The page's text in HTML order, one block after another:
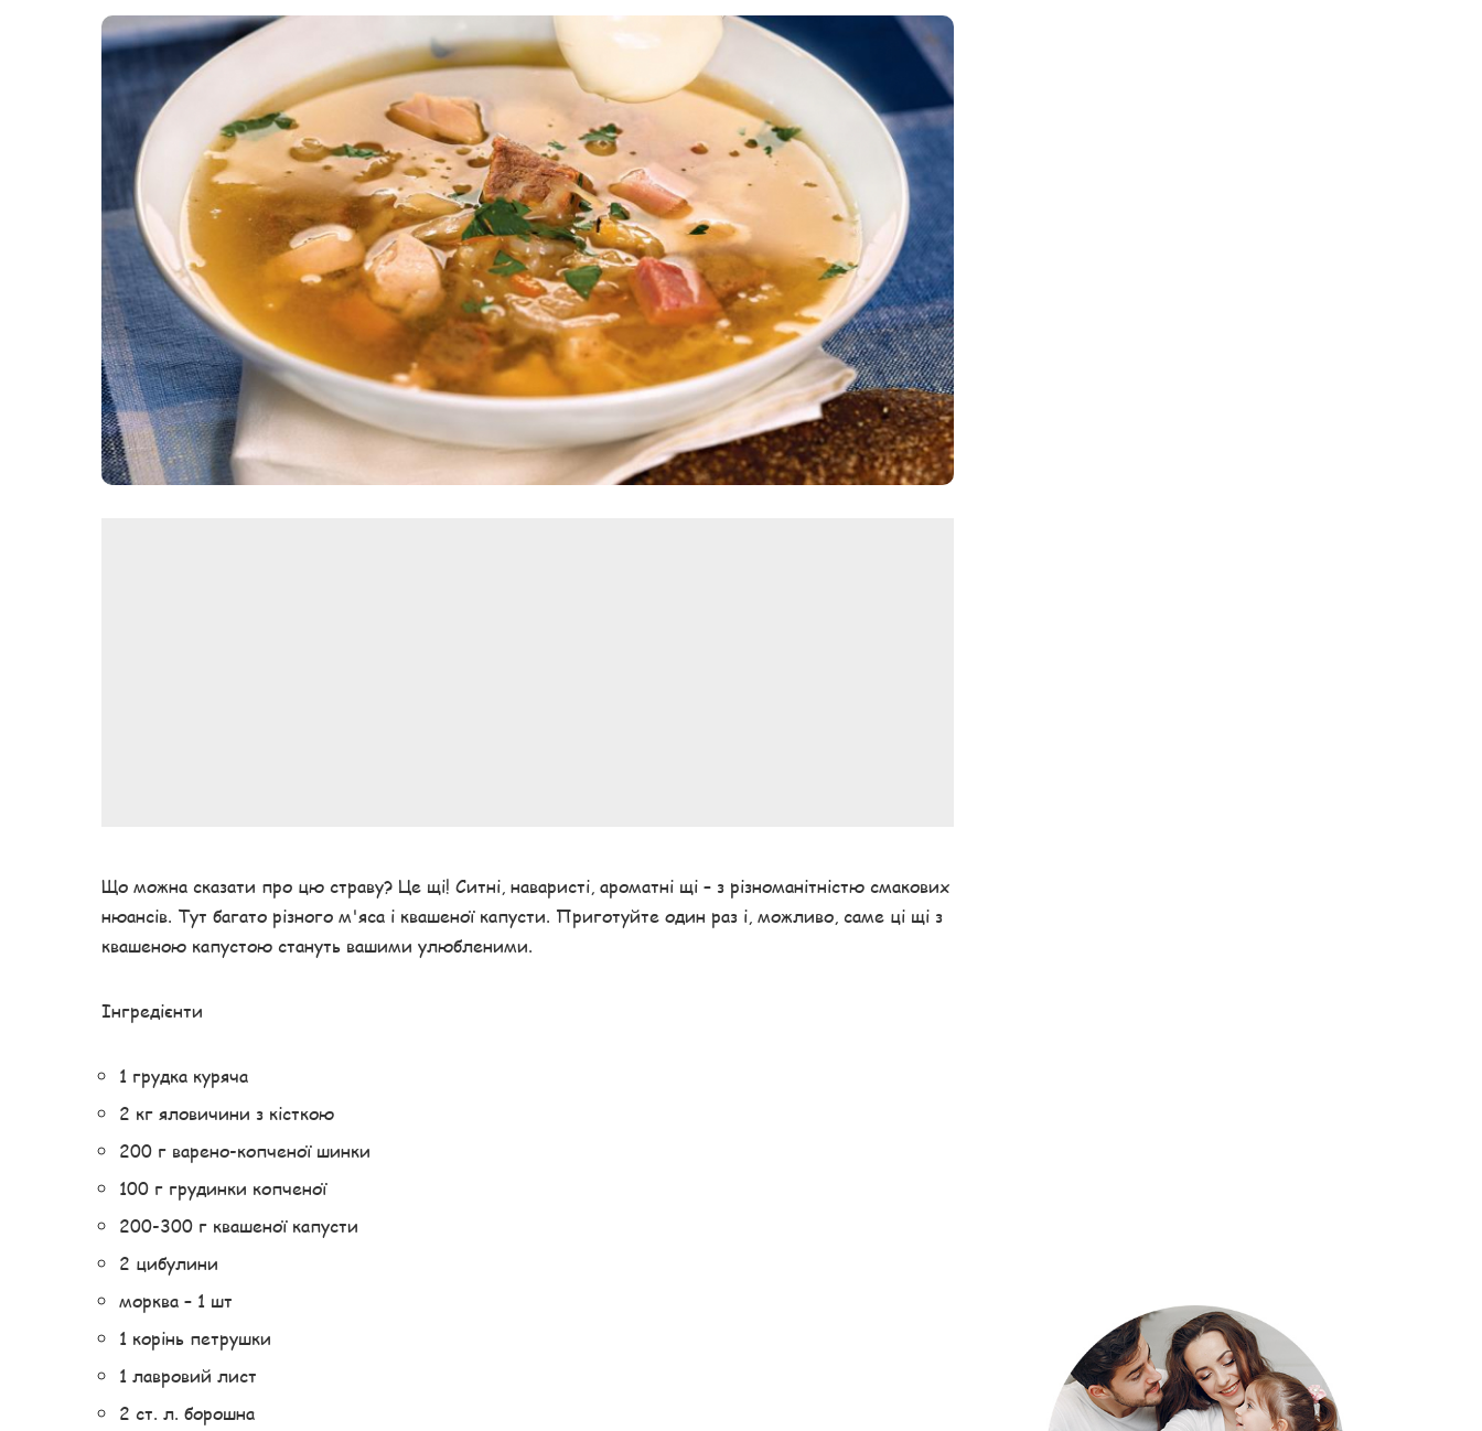
Мясо по-французьки
Шинка
Рецепти із фаршу
Що можна сказати про цю страву? Це щі! Ситні, наваристі, ароматні щі – з різноманітністю смакових
нюансів. Тут багато різного м'яса і квашеної капусти. Приготуйте один раз і, можливо, саме ці щі з
квашеною капустою стануть вашими улюбленими.
Інгредієнти
1 грудка куряча
2 кг яловичини з кісткою
200 г варено-копченої шинки
100 г грудинки копченої
200-300 г квашеної капусти
2 цибулини
морква – 1 шт
1 корінь петрушки
1 лавровий лист
2 ст. л. борошна